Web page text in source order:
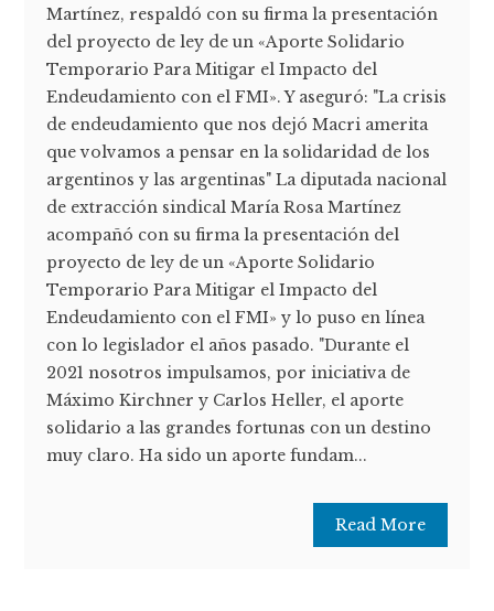
Martínez, respaldó con su firma la presentación
del proyecto de ley de un «Aporte Solidario
Temporario Para Mitigar el Impacto del
Endeudamiento con el FMI». Y aseguró: "La crisis
de endeudamiento que nos dejó Macri amerita
que volvamos a pensar en la solidaridad de los
argentinos y las argentinas" La diputada nacional
de extracción sindical María Rosa Martínez
acompañó con su firma la presentación del
proyecto de ley de un «Aporte Solidario
Temporario Para Mitigar el Impacto del
Endeudamiento con el FMI» y lo puso en línea
con lo legislador el años pasado. "Durante el
2021 nosotros impulsamos, por iniciativa de
Máximo Kirchner y Carlos Heller, el aporte
solidario a las grandes fortunas con un destino
muy claro. Ha sido un aporte fundam...
Read More